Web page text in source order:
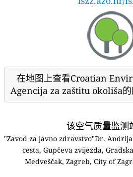
在地图上查看Croatian
Agencija za zaštitu okoliša的
该空气质量监测
"Zavod za javno zdravstvo"Dr.
cesta, Gupčeva zvijezda,
Medveščak, Zagreb, City of